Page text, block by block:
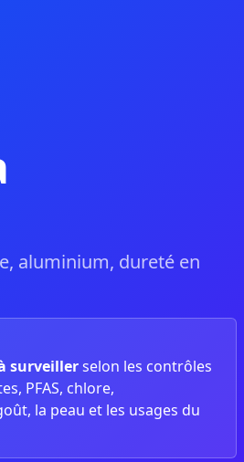
aluminium, dureté en
surveillerselon les contrôles
PFAS, chlore,
la peau et les usages du